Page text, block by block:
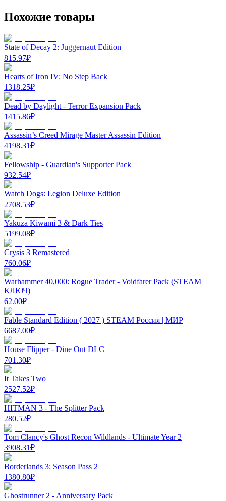
Похожие товары
State of Decay 2: Juggernaut Edition
815.97₽
Hearts of Iron IV: No Step Back
1318.25₽
Dead by Daylight - Terror Expansion Pack
1415.86₽
Assassin’s Creed Mirage Master Assassin Edition
4198.31₽
Fellowship - Guardian's Supporter Pack
932.54₽
Watch Dogs: Legion Deluxe Edition
2708.53₽
Yakuza Kiwami 3 & Dark Ties
5199.08₽
Crysis 3 Remastered
760.06₽
Warhammer 40,000: Rogue Trader - Voidfarer Pack (STEAM
КЛЮЧ)
62.00₽
Fable Standard Edition ( 2027 ) STEAM Россия | МИР
6687.00₽
House Flipper - Dine Out DLC
701.30₽
It Takes Two
2527.52₽
HITMAN 3 - The Splitter Pack
280.52₽
Tom Clancy's Ghost Recon Wildlands - Ultimate Year 2
3908.31₽
Borderlands 3: Season Pass 2
1380.80₽
Ghostrunner 2 - Anniversary Pack